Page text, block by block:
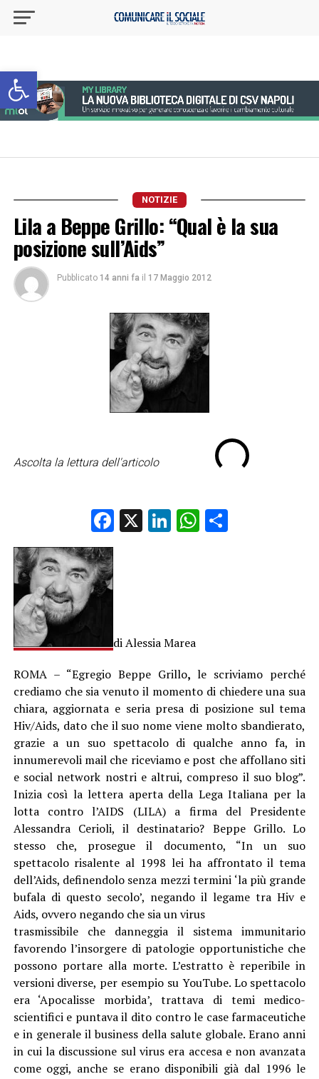
Apri la barra degli strumenti
NOTIZIE
Lila a Beppe Grillo: “Qual è la sua
posizione sull’Aids”
Pubblicato 14 anni fa il 17 Maggio 2012
Ascolta la lettura dell'articolo
Facebook
X LinkedIn
WhatsApp
Condividi
di Alessia Marea
ROMA – “Egregio Beppe Grillo,le scriviamo perché
crediamo che sia venuto il momento di chiedere una sua
chiara, aggiornata e seria presa di posizione sul tema
Hiv/Aids, dato che il suo nome viene molto sbandierato,
grazie a un suo spettacolo di qualche anno fa, in
innumerevoli mail che riceviamo e post che affollano siti
e social network nostri e altrui, compreso il suo blog”.
Inizia così la lettera aperta della Lega Italiana per la
lotta contro l’AIDS (LILA) a firma del Presidente
Alessandra Cerioli, il destinatario? Beppe Grillo. Lo
stesso che, prosegue il documento, “In un suo
spettacolo risalente al 1998 lei ha affrontato il tema
dell’Aids, definendolo senza mezzi termini ‘la più grande
bufala di questo secolo’, negando il legame tra Hiv e
Aids, ovvero negando che sia un virus
trasmissibile che danneggia il sistema immunitario
favorendo l’insorgere di patologie opportunistiche che
possono portare alla morte. L’estratto è reperibile in
versioni diverse, per esempio su YouTube. Lo spettacolo
era ‘Apocalisse morbida’, trattava di temi medico-
scientifici e puntava il dito contro le case farmaceutiche
e in generale il business della salute globale. Erano anni
in cui la discussione sul virus era accesa e non avanzata
come oggi, anche se erano disponibili già dal 1996 le